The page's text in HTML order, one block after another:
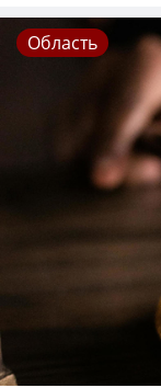
Область